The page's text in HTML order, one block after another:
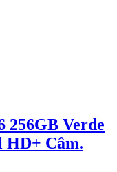
256GB Verde
HD+ Câm.